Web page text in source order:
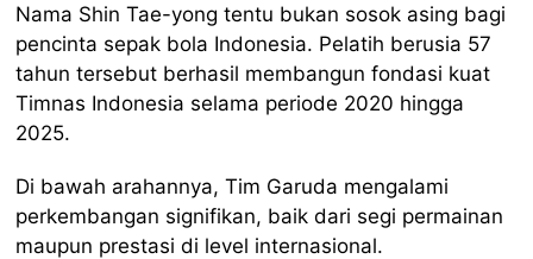
Nama Shin Tae-yong tentu bukan sosok asing bagi
pencinta sepak bola Indonesia. Pelatih berusia 57
tahun tersebut berhasil membangun fondasi kuat
Timnas Indonesia selama periode 2020 hingga
2025.
Di bawah arahannya, Tim Garuda mengalami
perkembangan signifikan, baik dari segi permainan
maupun prestasi di level internasional.